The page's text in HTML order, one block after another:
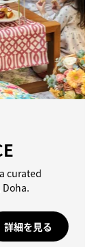
curated
詳細を見る